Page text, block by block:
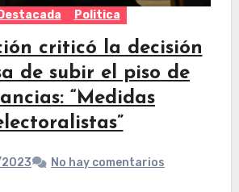
Destacada Politica
criticó la decisión
de subir el piso de
“Medidas
No hay comentarios